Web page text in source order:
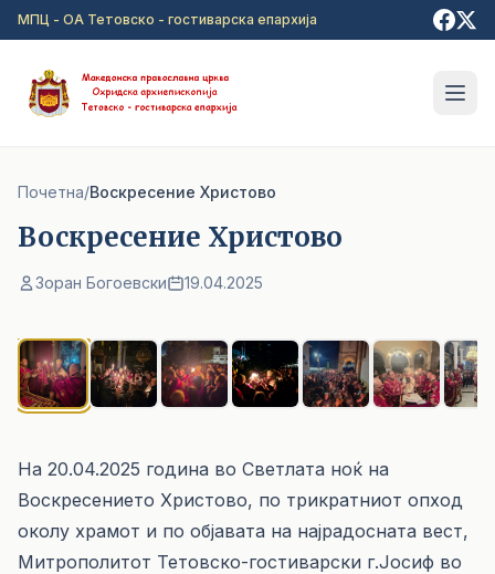
Прејди на главна содржина
МПЦ - ОА Тетовско - гостиварска епархија
Почетна/Воскресение Христово
Воскресение Христово
Зоран Богоевски 19.04.2025
На 20.04.2025 година во Светлата ноќ на
Воскресението Христово, по трикратниот опход
околу храмот и по објавата на најрадосната вест,
Митрополитот Тетовско-гостиварски г.Јосиф во